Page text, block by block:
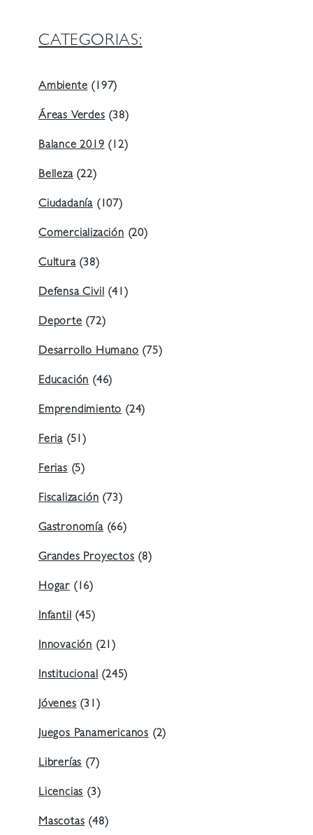
CATEGORIAS:
Ambiente(197)
Áreas Verdes(38)
Balance 2019(12)
Belleza(22)
Ciudadanía (107)
Comercialización(20)
Cultura(38)
Defensa Civil(41)
Deporte(72)
Desarrollo Humano(75)
Educación(46)
Emprendimiento(24)
Feria (51)
Ferias(5)
Fiscalización(73)
Gastronomía(66)
Grandes Proyectos(8)
Hogar (16)
Infantil(45)
Innovación (21)
Institucional(245)
Jóvenes(31)
Juegos Panamericanos (2)
Librerías(7)
Licencias(3)
Mascotas(48)